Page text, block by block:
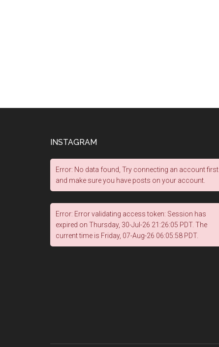
INSTAGRAM
Error: No data found, Try connecting an account first
and make sure you have posts on your account.
Error: Error validating access token: Session has
expired on Thursday, 30-Jul-26 21:26:05 PDT. The
current time is Friday, 07-Aug-26 06:05:58 PDT.